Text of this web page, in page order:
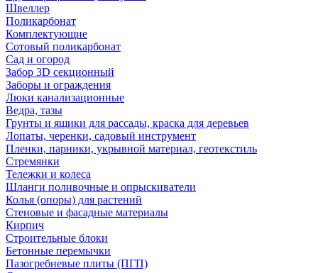
Швеллер
Поликарбонат
Комплектующие
Сотовый поликарбонат
Сад и огород
Забор 3D секционный
Заборы и ограждения
Люки канализационные
Ведра, тазы
Грунты и ящики для рассады, краска для деревьев
Лопаты, черенки, садовый инструмент
Пленки, парники, укрывной материал, геотекстиль
Стремянки
Тележки и колеса
Шланги поливочные и опрыскиватели
Колья (опоры) для растений
Стеновые и фасадные материалы
Кирпич
Строительные блоки
Бетонные перемычки
Пазогребневые плиты (ПГП)